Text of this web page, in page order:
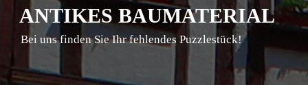
ANTIKES BAUMATERIAL
Bei uns finden Sie Ihr fehlendes Puzzlestück!